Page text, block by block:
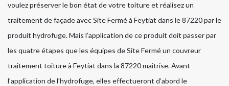
voulez préserver le bon état de votre toiture et réalisez un
traitement de façade avec Site Fermé à Feytiat dans le 87220 par le
produit hydrofuge. Mais l’application de ce produit doit passer par
les quatre étapes que les équipes de Site Fermé un couvreur
traitement toiture à Feytiat dans la 87220 maitrise. Avant
l’application de l’hydrofuge, elles effectueront d’abord le